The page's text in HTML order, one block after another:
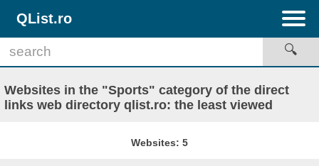
QList.ro
Websites in the "Sports" category of the direct
links web directory qlist.ro: the least viewed
Websites: 5